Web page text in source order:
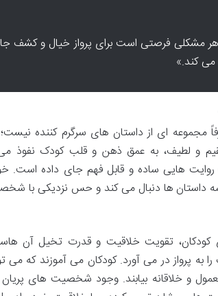
مشکلی فرصتی است برای پرواز خیال و کشف
می کند.»
ای از داستان های سرگرم کننده نیست؛
و لطیف، به عمق ذهن و قلب کودک نفوذ می
هایی ساده و قابل فهم جای داده است.
داستان ها دنبال می کند و حس نزدیکی با
کودکان، تقویت خلاقیت و قدرت تخیل آن
به پرواز در می آورد. کودکان می آموزند که می
و خلاقانه بیابند. وجود شخصیت های پریان